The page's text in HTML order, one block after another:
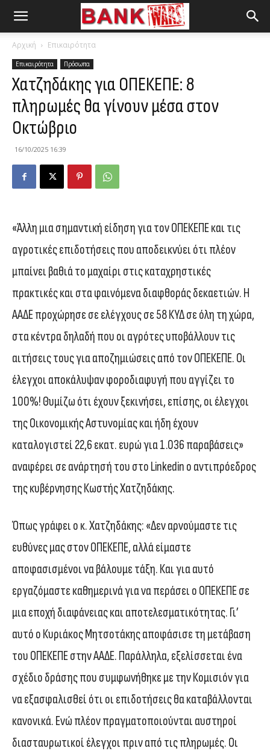
Αρχική Επικαιρότητα
Επικαιρότητα Πρόσωπα
Χατζηδάκης για ΟΠΕΚΕΠΕ: 8
πληρωμές θα γίνουν μέσα στον
Οκτώβριο
16/10/2025 16:39
«Άλλη μια σημαντική είδηση για τον ΟΠΕΚΕΠΕ και τις
αγροτικές επιδοτήσεις που αποδεικνύει ότι πλέον
μπαίνει βαθιά το μαχαίρι στις καταχρηστικές
πρακτικές και στα φαινόμενα διαφθοράς δεκαετιών. Η
ΑΑΔΕ προχώρησε σε ελέγχους σε 58 ΚΥΔ σε όλη τη χώρα,
στα κέντρα δηλαδή που οι αγρότες υποβάλλουν τις
αιτήσεις τους για αποζημιώσεις από τον ΟΠΕΚΕΠΕ. Οι
έλεγχοι αποκάλυψαν φοροδιαφυγή που αγγίζει το
100%! Θυμίζω ότι έχουν ξεκινήσει, επίσης, οι έλεγχοι
της Οικονομικής Αστυνομίας και ήδη έχουν
καταλογιστεί 22,6 εκατ. ευρώ για 1.036 παραβάσεις»
αναφέρει σε ανάρτησή του στο Linkedin ο αντιπρόεδρος
της κυβέρνησης Κωστής Χατζηδάκης.
Όπως γράφει ο κ. Χατζηδάκης: «Δεν αρνούμαστε τις
ευθύνες μας στον ΟΠΕΚΕΠΕ, αλλά είμαστε
αποφασισμένοι να βάλουμε τάξη. Και για αυτό
εργαζόμαστε καθημερινά για να περάσει ο ΟΠΕΚΕΠΕ σε
μια εποχή διαφάνειας και αποτελεσματικότητας. Γι’
αυτό ο Κυριάκος Μητσοτάκης αποφάσισε τη μετάβαση
του ΟΠΕΚΕΠΕ στην ΑΑΔΕ. Παράλληλα, εξελίσσεται ένα
σχέδιο δράσης που συμφωνήθηκε με την Κομισιόν για
να εξασφαλισθεί ότι οι επιδοτήσεις θα καταβάλλονται
κανονικά. Ενώ πλέον πραγματοποιούνται αυστηροί
διασταυρωτικοί έλεγχοι πριν από τις πληρωμές. Οι